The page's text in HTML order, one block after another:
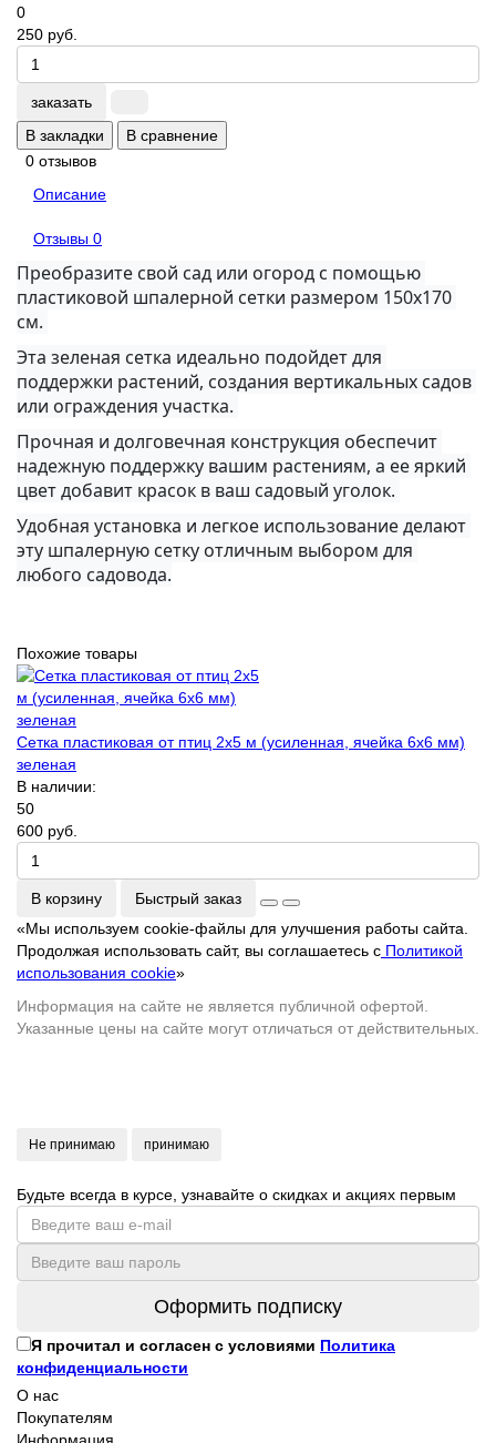
0
250 руб.
заказать
В закладки
В сравнение
0 отзывов
Описание
Отзывы 0
Преобразите свой сад или огород с помощью
пластиковой шпалерной сетки размером 150х170
см.
Эта зеленая сетка идеально подойдет для
поддержки растений, создания вертикальных садов
или ограждения участка.
Прочная и долговечная конструкция обеспечит
надежную поддержку вашим растениям, а ее яркий
цвет добавит красок в ваш садовый уголок.
Удобная установка и легкое использование делают
эту шпалерную сетку отличным выбором для
любого садовода.
Похожие товары
Сетка пластиковая от птиц 2х5 м (усиленная, ячейка 6х6 мм)
зеленая
В наличии:
50
600 руб.
В корзину
Быстрый заказ
«Мы используем cookie-файлы для улучшения работы сайта.
Продолжая использовать сайт, вы соглашаетесь с Политикой
использования cookie»
Информация на сайте не является публичной офертой.
Указанные цены на сайте могут отличаться от действительных.
Не принимаю принимаю
Будьте всегда в курсе, узнавайте о скидках и акциях первым
Оформить подписку
Я прочитал и согласен с условиями Политика
конфиденциальности
О нас
Покупателям